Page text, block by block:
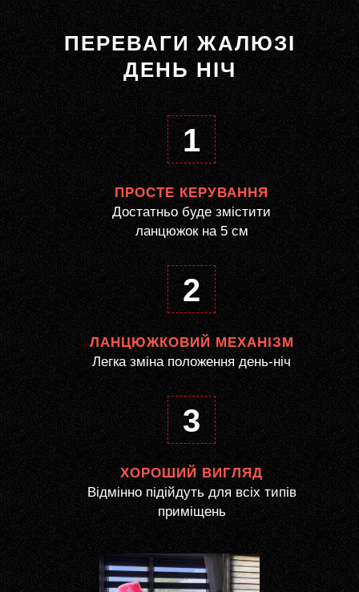
ПЕРЕВАГИ ЖАЛЮЗІ
ДЕНЬ НІЧ
1
ПРОСТЕ КЕРУВАННЯ
Достатньо буде змістити
ланцюжок на 5 см
2
ЛАНЦЮЖКОВИЙ МЕХАНІЗМ
Легка зміна положення день-ніч
3
ХОРОШИЙ ВИГЛЯД
Відмінно підійдуть для всіх типів
приміщень